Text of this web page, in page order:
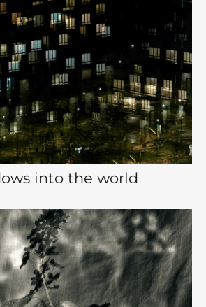
into the world